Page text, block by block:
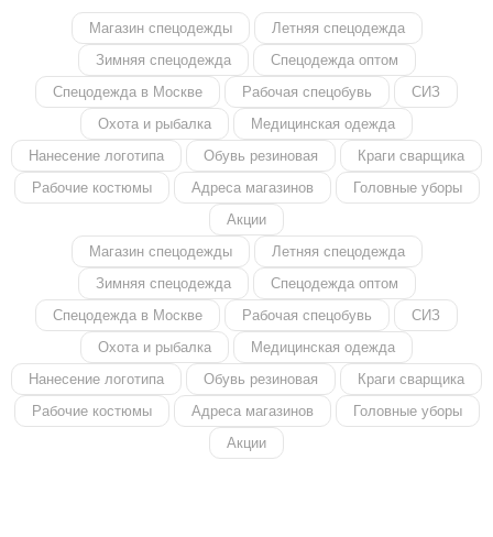
Магазин спецодежды
Летняя спецодежда
Зимняя спецодежда
Спецодежда оптом
Спецодежда в Москве
Рабочая спецобувь
СИЗ
Охота и рыбалка
Медицинская одежда
Нанесение логотипа
Обувь резиновая
Краги сварщика
Рабочие костюмы
Адреса магазинов
Головные уборы
Акции
Магазин спецодежды
Летняя спецодежда
Зимняя спецодежда
Спецодежда оптом
Спецодежда в Москве
Рабочая спецобувь
СИЗ
Охота и рыбалка
Медицинская одежда
Нанесение логотипа
Обувь резиновая
Краги сварщика
Рабочие костюмы
Адреса магазинов
Головные уборы
Акции